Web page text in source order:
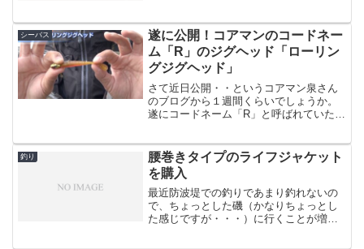
シーバス
遂に公開！コアマンのコードネー
ム「R」のジグヘッド「ローリン
グジグヘッド」
さて近日公開・・というコアマン泉さん
のブログから１週間くらいでしょうか。
遂にコードネーム「R」と呼ばれていた新
マンのVJ-16をずっと使っていて、初心者
に使わせてもシー...
釣り
腰巻きタイプのライフジャケット
を購入
最近防波堤での釣りであまり釣れないの
で、ちょっとした磯（かなりちょっとし
た感じですが・・・）に行くことが増え